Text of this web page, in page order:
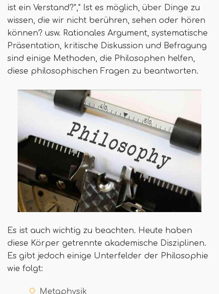
ist ein Verstand?"," Ist es möglich, über Dinge zu
wissen, die wir nicht berühren, sehen oder hören
können? usw. Rationales Argument, systematische
Präsentation, kritische Diskussion und Befragung
sind einige Methoden, die Philosophen helfen,
diese philosophischen Fragen zu beantworten.
Es ist auch wichtig zu beachten. Heute haben
diese Körper getrennte akademische Disziplinen.
Es gibt jedoch einige Unterfelder der Philosophie
wie folgt:
Metaphysik